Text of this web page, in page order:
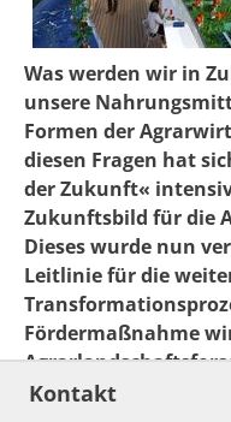
Was werden wir in
unsere
Formen der
diesen Fragen hat
der Zukunft«
Zukunftsbild für die
Dieses wurde nun
Leitlinie für die
Fördermaßnahme
Leibniz-Institut für
Kontakt